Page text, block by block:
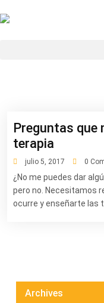
Preguntas que
terapia
julio 5, 2017 0
¿No me puedes dar
pero no. Necesitamos
ocurre y enseñarte las
Archives